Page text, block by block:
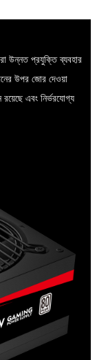
উন্নত প্রযুক্তি ব্যবহার
উপর জোর দেওয়া
এবং নির্ভরযোগ্য